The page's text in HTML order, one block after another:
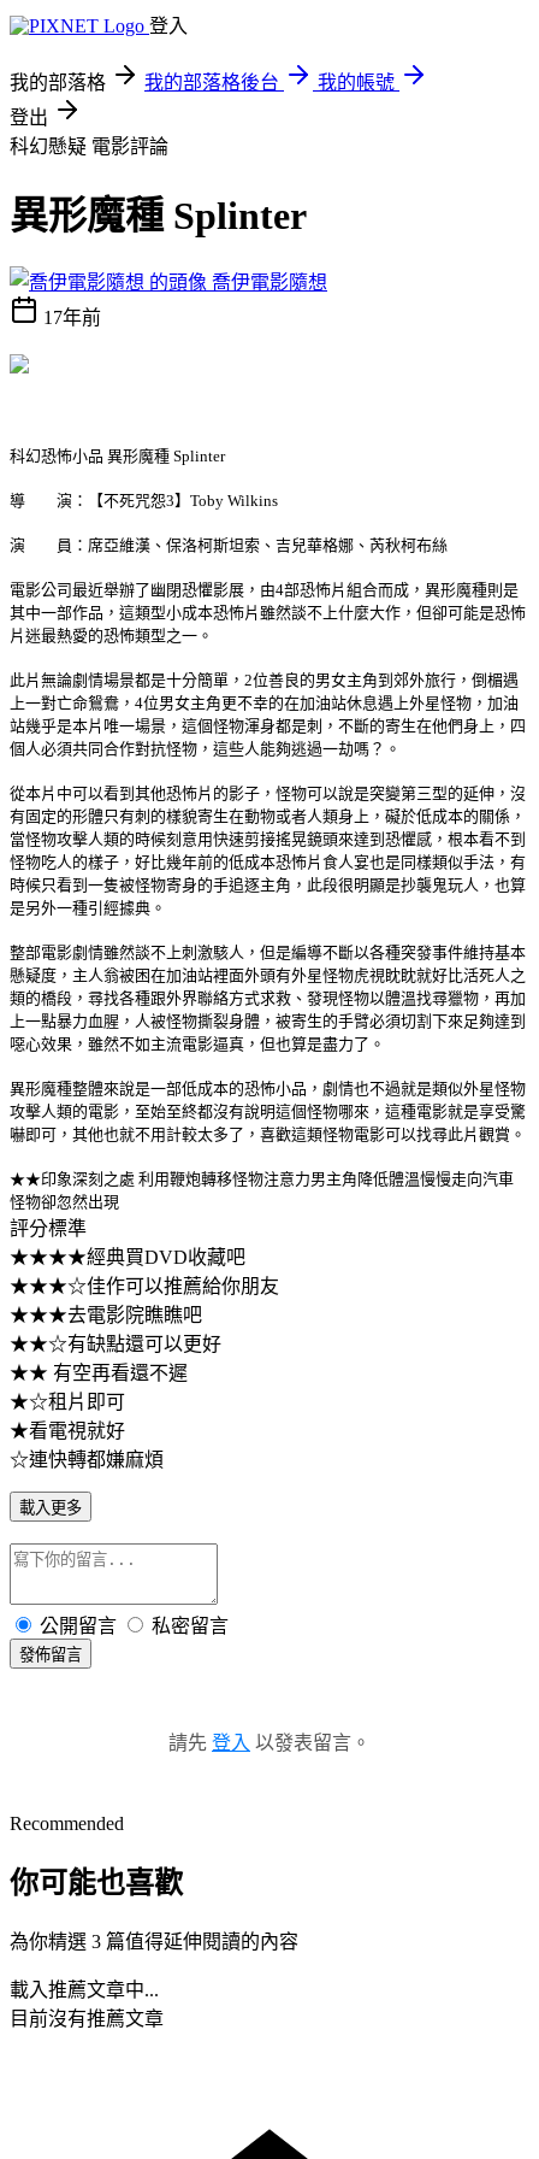
登入
我的部落格 我的部落格後台
我的帳號
登出
科幻懸疑 電影評論
異形魔種 Splinter
喬伊電影隨想
17年前
科幻恐怖小品 異形魔種 Splinter
導 演：【不死咒怨3】Toby Wilkins
演 員：席亞維漢、保洛柯斯坦索、吉兒華格娜、芮秋柯布絲
電影公司最近舉辦了幽閉恐懼影展，由4部恐怖片組合而成，異形魔種則是
其中一部作品，這類型小成本恐怖片雖然談不上什麼大作，但卻可能是恐怖
片迷最熱愛的恐怖類型之一。
此片無論劇情場景都是十分簡單，2位善良的男女主角到郊外旅行，倒楣遇
上一對亡命鴛鴦，4位男女主角更不幸的在加油站休息遇上外星怪物，加油
站幾乎是本片唯一場景，這個怪物渾身都是刺，不斷的寄生在他們身上，四
個人必須共同合作對抗怪物，這些人能夠逃過一劫嗎？。
從本片中可以看到其他恐怖片的影子，怪物可以說是突變第三型的延伸，沒
有固定的形體只有刺的樣貌寄生在動物或者人類身上，礙於低成本的關係，
當怪物攻擊人類的時候刻意用快速剪接搖晃鏡頭來達到恐懼感，根本看不到
怪物吃人的樣子，好比幾年前的低成本恐怖片食人宴也是同樣類似手法，有
時候只看到一隻被怪物寄身的手追逐主角，此段很明顯是抄襲鬼玩人，也算
是另外一種引經據典。
整部電影劇情雖然談不上刺激駭人，但是編導不斷以各種突發事件維持基本
懸疑度，主人翁被困在加油站裡面外頭有外星怪物虎視眈眈就好比活死人之
類的橋段，尋找各種跟外界聯絡方式求救、發現怪物以體溫找尋獵物，再加
上一點暴力血腥，人被怪物撕裂身體，被寄生的手臂必須切割下來足夠達到
噁心效果，雖然不如主流電影逼真，但也算是盡力了。
異形魔種整體來說是一部低成本的恐怖小品，劇情也不過就是類似外星怪物
攻擊人類的電影，至始至終都沒有說明這個怪物哪來，這種電影就是享受驚
嚇即可，其他也就不用計較太多了，喜歡這類怪物電影可以找尋此片觀賞。
★★印象深刻之處 利用鞭炮轉移怪物注意力男主角降低體溫慢慢走向汽車
怪物卻忽然出現
評分標準
★★★★經典買DVD收藏吧
★★★☆佳作可以推薦給你朋友
★★★去電影院瞧瞧吧
★★☆有缺點還可以更好
★★ 有空再看還不遲
★☆租片即可
★看電視就好
☆連快轉都嫌麻煩
載入更多
公開留言 私密留言
發佈留言
請先 登入 以發表留言。
Recommended
你可能也喜歡
為你精選 3 篇值得延伸閱讀的內容
載入推薦文章中...
目前沒有推薦文章